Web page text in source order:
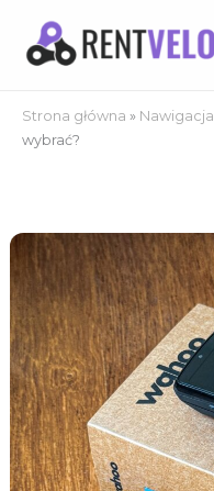
treści
Strona główna » Nawigacja
wybrać?